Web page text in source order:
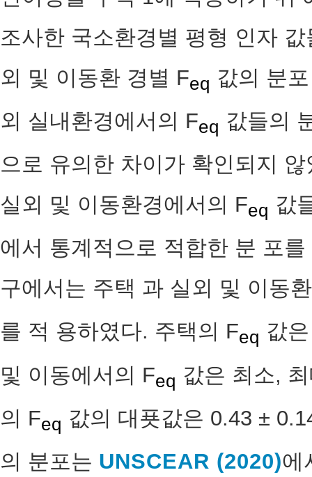
조사한 국소환경별 평형 인자
외 및 이동환 경별 Feq 값의 분
외 실내환경에서의 Feq 값들의
으로 유의한 차이가 확인되지 않
실외 및 이동환경에서의 Feq 값
에서 통계적으로 적합한 분 포
구에서는 주택 과 실외 및 이동
를 적 용하였다. 주택의 Feq 값
및 이동에서의 Feq 값은 최소,
의 Feq 값의 대푯값은 0.43 ±
의 분포는 UNSCEAR (2020)에